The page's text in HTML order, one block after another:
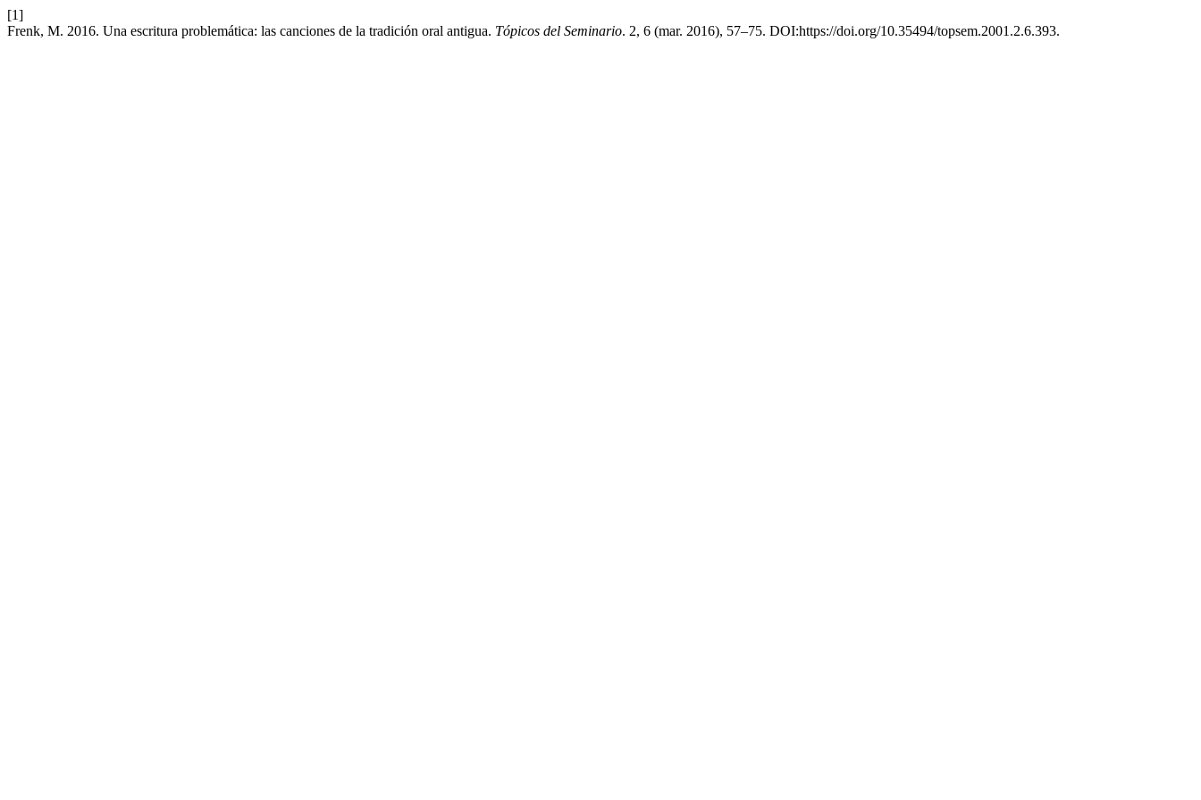
[1]
Frenk, M. 2016. Una escritura problemática: las canciones de la tradición oral antigua. Tópicos del Seminario. 2, 6 (mar. 2016), 57–75. DOI:https://doi.org/10.35494/topsem.2001.2.6.393.